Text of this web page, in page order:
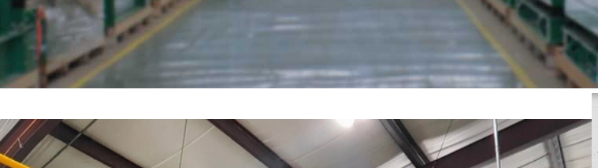
О КОМПАНИИ
НОВОСТИ КОНТАКТЫ